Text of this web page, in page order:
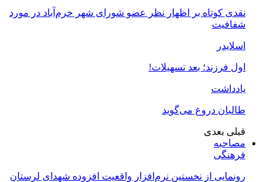
نقدی کوتاه بر اظهار نظر عضو شورای شهر خرم‌آباد در مورد
شفافیت
اسلایدر
اول فرزند؛ بعد تسهیلات!
یادداشت
طالبان دروغ می‌گوید
قبلی بعدی
مصاحبه
فرهنگی
رونمایی از نخستین نرم‌افزار واقعیت افزوده شهدای لرستان